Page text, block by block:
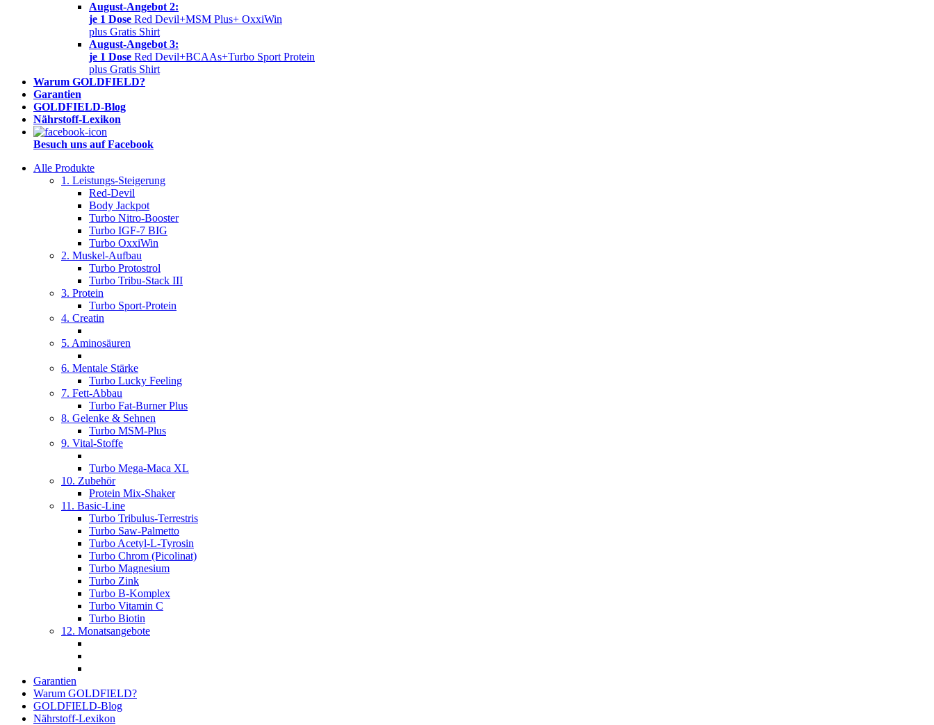
August-Angebot 2:
je 1 Dose Red Devil+MSM Plus+ OxxiWin
plus Gratis Shirt
August-Angebot 3:
je 1 Dose Red Devil+BCAAs+Turbo Sport Protein
plus Gratis Shirt
Warum GOLDFIELD?
Garantien
GOLDFIELD-Blog
Nährstoff-Lexikon
Besuch uns auf Facebook
Alle Produkte
1. Leistungs-Steigerung
Red-Devil
Body Jackpot
Turbo Nitro-Booster
Turbo IGF-7 BIG
Turbo OxxiWin
2. Muskel-Aufbau
Turbo Protostrol
Turbo Tribu-Stack III
3. Protein
Turbo Sport-Protein
4. Creatin
5. Aminosäuren
6. Mentale Stärke
Turbo Lucky Feeling
7. Fett-Abbau
Turbo Fat-Burner Plus
8. Gelenke & Sehnen
Turbo MSM-Plus
9. Vital-Stoffe
Turbo Mega-Maca XL
10. Zubehör
Protein Mix-Shaker
11. Basic-Line
Turbo Tribulus-Terrestris
Turbo Saw-Palmetto
Turbo Acetyl-L-Tyrosin
Turbo Chrom (Picolinat)
Turbo Magnesium
Turbo Zink
Turbo B-Komplex
Turbo Vitamin C
Turbo Biotin
12. Monatsangebote
Garantien
Warum GOLDFIELD?
GOLDFIELD-Blog
Nährstoff-Lexikon